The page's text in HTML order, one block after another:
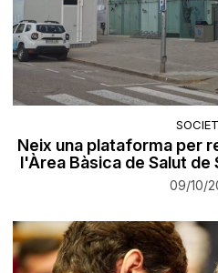
Neix una plataforma per
l'Àrea Bàsica de Salut
09/10/